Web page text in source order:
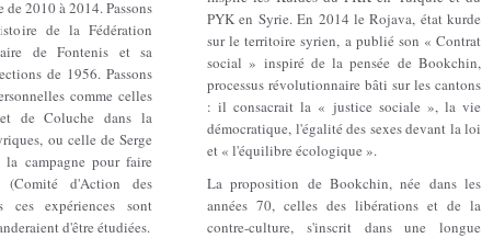
2010 à 2014. Passons
de la Fédération
de Fontenis et sa
de 1956. Passons
comme celles
de Coluche dans la
ou celle de Serge
campagne pour faire
d'Action des
ces expériences sont
d'être étudiées.
PYK en Syrie. En 2014 le Rojava, état kurde
sur le territoire syrien, a publié son « Contrat
social » inspiré de la pensée de Bookchin,
processus révolutionnaire bâti sur les cantons
: il consacrait la « justice sociale », la vie
démocratique, l'égalité des sexes devant la loi
et « l'équilibre écologique ».
La proposition de Bookchin, née dans les
années 70, celles des libérations et de la
contre-culture, s'inscrit dans une longue